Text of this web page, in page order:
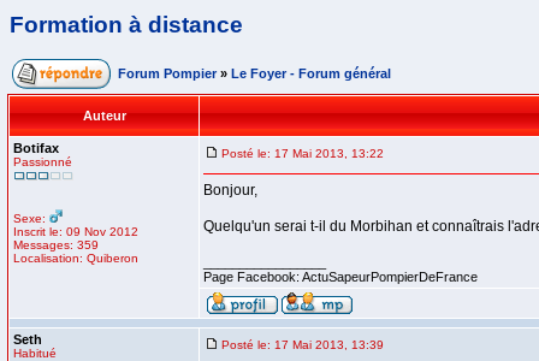
Formation à distance
Forum Pompier » Le Foyer - Forum général
Auteur
Botifax
Passionné
Sexe:
Inscrit le: 09 Nov 2012
Messages: 359
Localisation: Quiberon
Posté le: 17 Mai 2013, 13:22
Bonjour,
Quelqu'un serai t-il du Morbihan et connaîtrais
Page Facebook: ActuSapeurPompierDeFrance
Seth
Habitué
Posté le: 17 Mai 2013, 13:39